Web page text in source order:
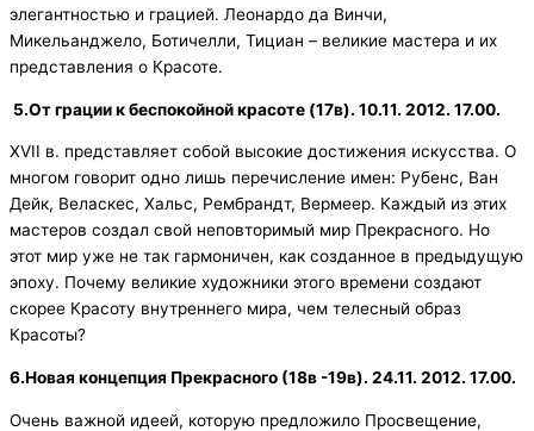
элегантностью и грацией. Леонардо да Винчи,
Микельанджело, Ботичелли, Тициан – великие мастера и их
представления о Красоте.
5.От грации к беспокойной красоте (17в). 10.11. 2012. 17.00.
XVII в. представляет собой высокие достижения искусства. О
многом говорит одно лишь перечисление имен: Рубенс, Ван
Дейк, Веласкес, Хальс, Рембрандт, Вермеер. Каждый из этих
мастеров создал свой неповторимый мир Прекрасного. Но
этот мир уже не так гармоничен, как созданное в предыдущую
эпоху. Почему великие художники этого времени создают
скорее Красоту внутреннего мира, чем телесный образ
Красоты?
6.Новая концепция Прекрасного (18в -19в). 24.11. 2012. 17.00.
Очень важной идеей, которую предложило Просвещение,